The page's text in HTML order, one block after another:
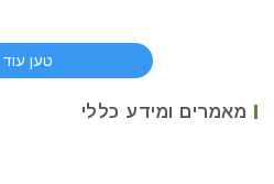
טען עוד
מאמרים ומידע כללי